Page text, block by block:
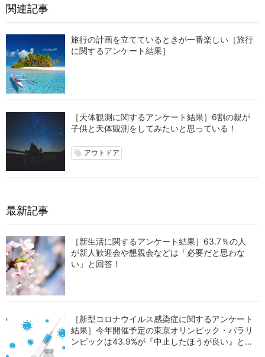
関連記事
旅行の計画を立てているときが一番楽しい［旅行
に関するアンケート結果］
［天体観測に関するアンケート結果］6割の親が
子供と天体観測をしてみたいと思っている！
local_offer アウトドア
最新記事
［新生活に関するアンケート結果］63.7％の人
が新人歓迎会や懇親会などは「必要だと思わな
い」と回答！
［新型コロナウイルス感染症に関するアンケート
結果］今年開催予定の東京オリンピック・パラリ
ンピックは43.9%が『中止したほうが良い』と回